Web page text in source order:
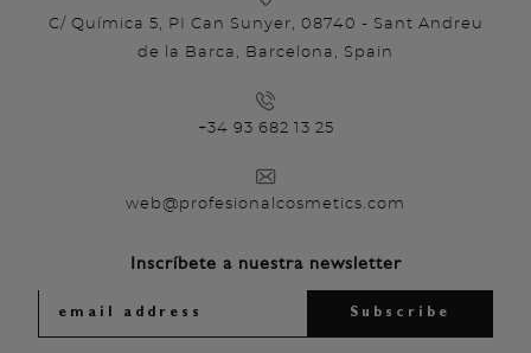
C/ Química 5, PI Can Sunyer, 08740 - Sant Andreu
de la Barca, Barcelona, Spain
+34 93 682 13 25
web@profesionalcosmetics.com
Inscríbete a nuestra newsletter